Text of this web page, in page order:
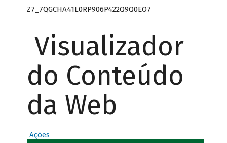
Z7_7QGCHA41L0RP906P422Q9Q0EO7
Visualizador
do Conteúdo
da Web
Ações